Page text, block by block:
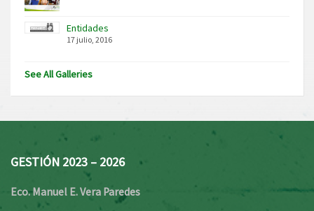
Entidades
17 julio, 2016
See All Galleries
GESTIÓN 2023 – 2026
Eco. Manuel E. Vera Paredes